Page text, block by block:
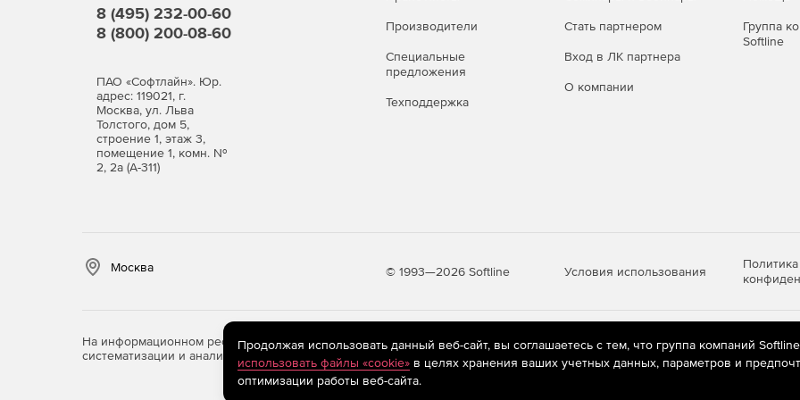
Обширные базы для детектирования шпионского, потенциально опасного и рекламного ПО,
хакерских утилит и программ-шуток.
Защита в режиме реального времени (файловый монитор
SpIDerGuard®)
Постоянный мониторинг здоровья компьютера – перехват «на лету» обращений к файлам на любых
носителях.
Чистая почта без вирусов (почтовый монитор SpIDer Mail®)
Мгновенная проверка почтовых сообщений при их передаче по сетевым правилам связи
8 (495) 232-00-60
8 (800) 200-08-60
ПАО «Софтлайн». Юр.
адрес: 119021, г.
Москва, ул. Льва
Толстого, дом 5,
строение 1, этаж 3,
помещение 1, комн. №
2, 2а (А-311)
Производители
Специальные
предложения
Техподдержка
Стать партнером
Вход в ЛК партнера
О компании
Группа
Softline
Москва © 1993—2026 Softline Условия использования
Политика
На информационном ресурсе store.softline.ru применяютсярекомендательные технологии(информационные технологии
систематизации и анализа сведений, относящихся к предпочтениям пользователей сети «Интернет», находящихся на
Продолжая использовать данный веб-сайт, вы соглашаетесь с тем, что группа компаний
использовать файлы «cookie»в целях хранения ваших учетных данных, параметров и
оптимизации работы веб-сайта.